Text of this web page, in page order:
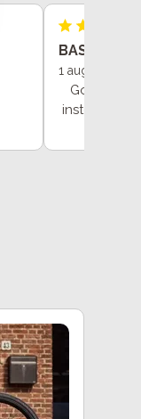
BASTIAANS
1 augustus
Goede
instellen